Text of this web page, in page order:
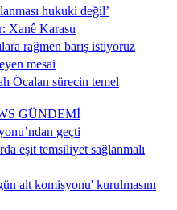
hukuki değil’
Xanê Karasu
rağmen barış istiyoruz
mesai
Öcalan sürecin temel
GÜNDEMİ
geçti
eşit temsiliyet sağlanmalı
alt komisyonu' kurulmasını